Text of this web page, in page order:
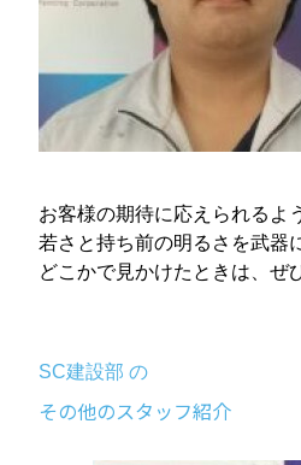
お客様の期待に応えられるよ
若さと持ち前の明るさを武器
どこかで見かけたときは、ぜ
SC建設部 の
その他のスタッフ紹介